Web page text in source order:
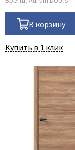
Belwooddoors
Bravo
Brandoors
Bussare
Comaglio
El Porta
В корзину
Купить в 1 клик